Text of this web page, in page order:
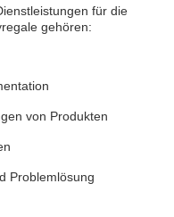
für die
gehören:
von Produkten
Problemlösung